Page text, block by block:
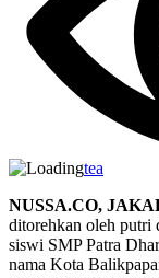
tea
NUSSA.CO,
ditorehkan oleh putri
siswi SMP Patra
nama Kota